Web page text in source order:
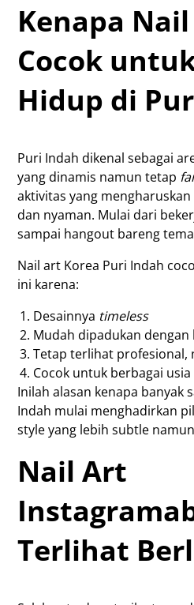
Kenapa
Cocok
Hidup di
Puri Indah dikenal sebagai
yang dinamis namun tetap
aktivitas yang
dan nyaman. Mulai dari
sampai hangout bareng
Nail art Korea Puri Indah
ini karena:
Desainnya timeless
Mudah dipadukan
Tetap terlihat profesional,
Cocok untuk berbagai
Inilah alasan kenapa banyak
Indah mulai menghadirkan
style yang lebih subtle
Nail Art
Terlihat